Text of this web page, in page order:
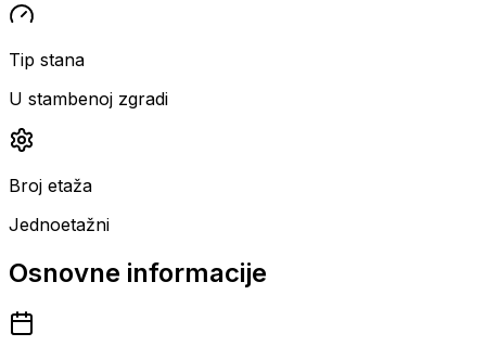
Tip stana
U stambenoj zgradi
Broj etaža
Jednoetažni
Osnovne informacije